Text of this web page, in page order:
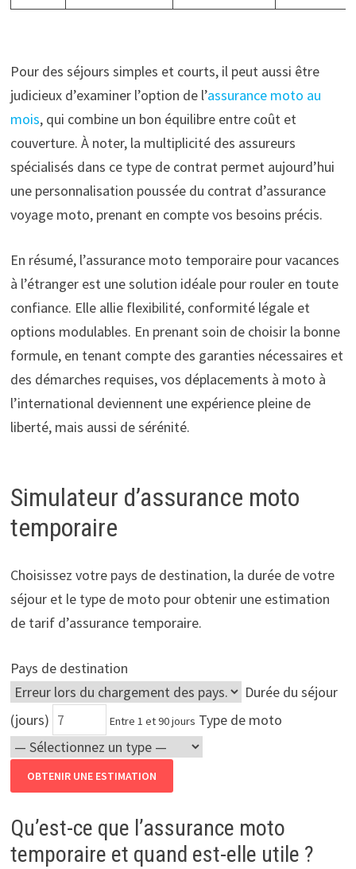
Pour des séjours simples et courts, il peut aussi être
judicieux d’examiner l’option de l’assurance moto au
mois, qui combine un bon équilibre entre coût et
couverture. À noter, la multiplicité des assureurs
spécialisés dans ce type de contrat permet aujourd’hui
une personnalisation poussée du contrat d’assurance
voyage moto, prenant en compte vos besoins précis.
En résumé, l’assurance moto temporaire pour vacances
à l’étranger est une solution idéale pour rouler en toute
confiance. Elle allie flexibilité, conformité légale et
options modulables. En prenant soin de choisir la bonne
formule, en tenant compte des garanties nécessaires et
des démarches requises, vos déplacements à moto à
l’international deviennent une expérience pleine de
liberté, mais aussi de sérénité.
Simulateur d’assurance moto
temporaire
Choisissez votre pays de destination, la durée de votre
séjour et le type de moto pour obtenir une estimation
de tarif d’assurance temporaire.
Pays de destination
Durée du séjour
(jours)
Entre 1 et 90 jours Type de moto
OBTENIR UNE ESTIMATION
Qu’est-ce que l’assurance moto
temporaire et quand est-elle utile ?